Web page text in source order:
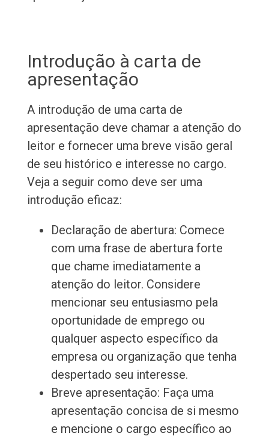
Introdução à carta de
apresentação
A introdução de uma carta de
apresentação deve chamar a atenção do
leitor e fornecer uma breve visão geral
de seu histórico e interesse no cargo.
Veja a seguir como deve ser uma
introdução eficaz:
Declaração de abertura: Comece
com uma frase de abertura forte
que chame imediatamente a
atenção do leitor. Considere
mencionar seu entusiasmo pela
oportunidade de emprego ou
qualquer aspecto específico da
empresa ou organização que tenha
despertado seu interesse.
Breve apresentação: Faça uma
apresentação concisa de si mesmo
e mencione o cargo específico ao